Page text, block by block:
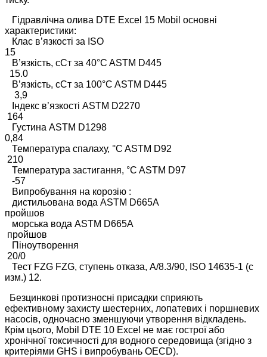
Гідравлічна олива DTE Excel 15 Mobil основні
характеристики:
Клас в’язкості за ISO
15
В’язкість, сСт за 40°C ASTM D445
15.0
В’язкість, сСт за 100°C ASTM D445
3,9
Індекс в’язкості ASTM D2270
164
Густина ASTM D1298
0,84
Температура спалаху, °C ASTM D92
210
Температура застигання, °C ASTM D97
-57
Випробування на корозію :
дистильована вода ASTM D665A
пройшов
морська вода ASTM D665A
пройшов
Піноутворення
20/0
Тест FZG FZG, ступень отказа, A/8.3/90, ISO 14635-1 (с
изм.) 12.
Безцинкові протизносні присадки сприяють
ефективному захисту шестерних, лопатевих і поршневих
насосів, одночасно зменшуючи утворення відкладень.
Крім цього, Mobil DTE 10 Excel не має гострої або
хронічної токсичності для водного середовища (згідно з
критеріями GHS і випробувань OECD).